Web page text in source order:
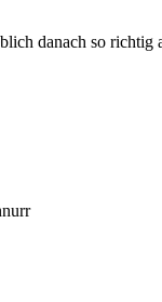
danach so